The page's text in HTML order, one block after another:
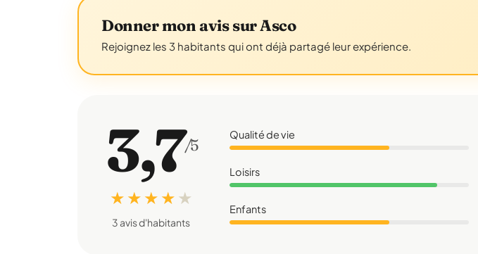
Donner mon avis sur Asco
Rejoignez les 3 habitants qui ont déjà partagé leur expérience.
3,7/5
★ ★ ★ ★ ★
3 avis d'habitants
Qualité de vie
Loisirs
Enfants